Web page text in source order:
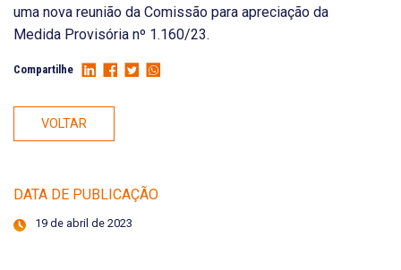
uma nova reunião da Comissão para apreciação da
Medida Provisória nº 1.160/23.
Compartilhe
VOLTAR
DATA DE PUBLICAÇÃO
19 de abril de 2023